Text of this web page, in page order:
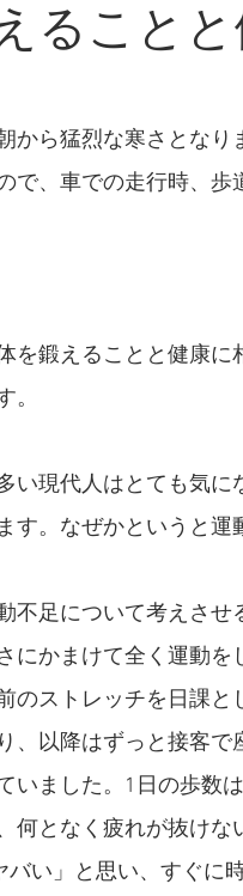
性疲労
ること
から猛烈な寒さとな
で、車での走行時、
を鍛えることと健康
。
い現代人はとても気
す。なぜかというと運
不足について考えさ
にかまけて全く運動
のストレッチを日課
、以降はずっと接客
いました。1日の歩数
何となく疲れが抜け
バい」と思い、すぐに